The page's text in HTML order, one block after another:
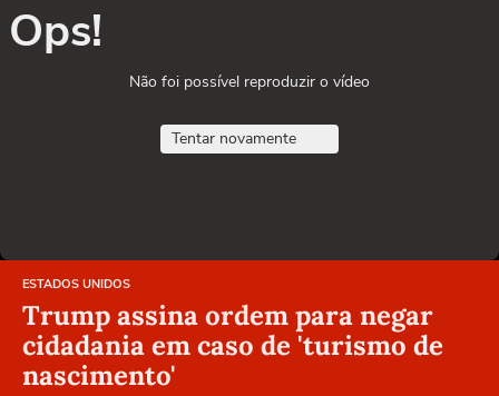
Ops!
Não foi possível reproduzir o vídeo
Tentar novamente
ESTADOS UNIDOS
Trump assina ordem para negar
cidadania em caso de 'turismo de
nascimento'